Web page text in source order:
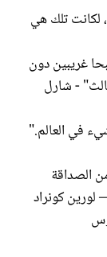
لكانت تلك هي
غريبين دون
- شارل
في العالم."
الصداقة
كونراد